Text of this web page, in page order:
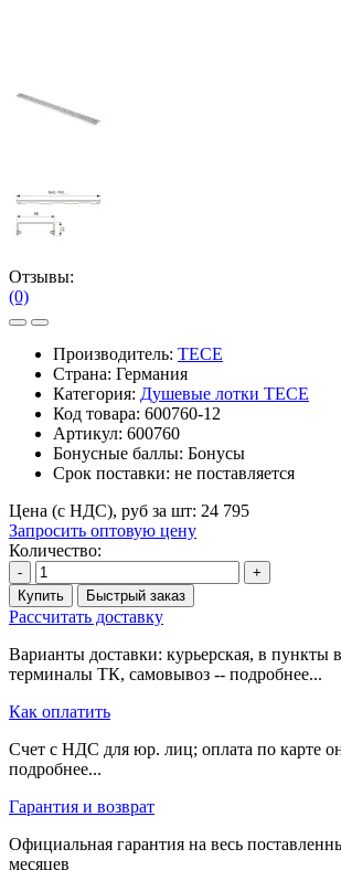
Отзывы:
(0)
Производитель: TECE
Страна: Германия
Категория: Душевые лотки TECE
Код товара: 600760-12
Артикул: 600760
Бонусные баллы: Бонусы
Срок поставки: не поставляется
Цена (с НДС), руб за шт: 24 795
Запросить оптовую цену
Количество:
-
+
Купить
Быстрый заказ
Рассчитать доставку
Варианты доставки: курьерская, в пункты
терминалы ТК, самовывоз -- подробнее...
Как оплатить
Счет с НДС для юр. лиц; оплата по карте
подробнее...
Гарантия и возврат
Официальная гарантия на весь
месяцев